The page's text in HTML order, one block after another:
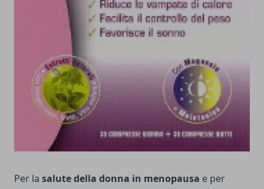
Per la salute della donna in menopausa e per